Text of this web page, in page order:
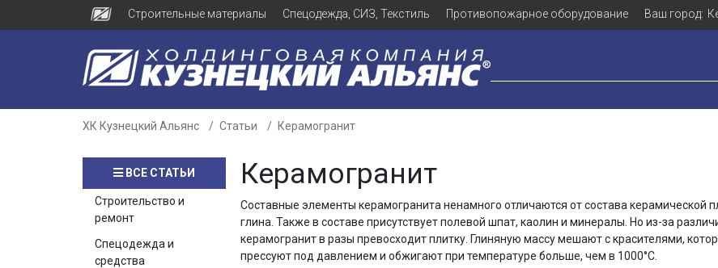
Строительные материалы Спецодежда, СИЗ, Текстиль Противопожарное оборудование Ваш город:
ХК Кузнецкий Альянс Статьи Керамогранит
ВСЕ СТАТЬИ
Строительство и
ремонт
Спецодежда и
средства
Керамогранит
Составные элементы керамогранита ненамного отличаются от состава керамической
глина. Также в составе присутствует полевой шпат, каолин и минералы. Но из-за
керамогранит в разы превосходит плитку. Глиняную массу мешают с красителями,
прессуют под давлением и обжигают при температуре больше, чем в 1000°С.